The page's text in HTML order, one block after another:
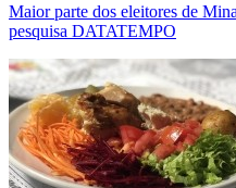
Maior parte dos eleitores de
pesquisa DATATEMPO